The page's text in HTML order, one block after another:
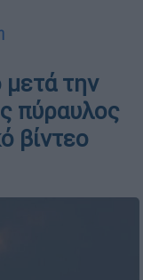
μετά την
πύραυλος
βίντεο